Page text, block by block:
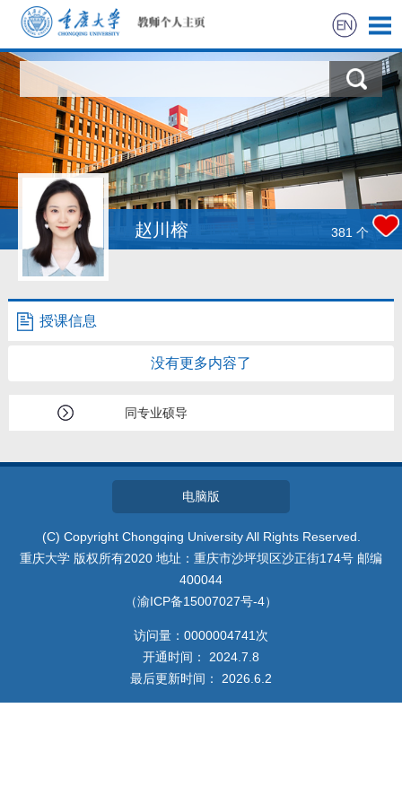
首页
科学研究
教学研究
获奖信息
社会实践
招生信息
我的相册
赵川榕 381 个
授课信息
没有更多内容了
同专业硕导
电脑版
(C) Copyright Chongqing University All Rights Reserved.
重庆大学 版权所有2020 地址：重庆市沙坪坝区沙正街174号 邮编
400044
（渝ICP备15007027号-4）
访问量： 0000004741 次
开通时间： 2024 7 8
最后更新时间： 2026 6 2